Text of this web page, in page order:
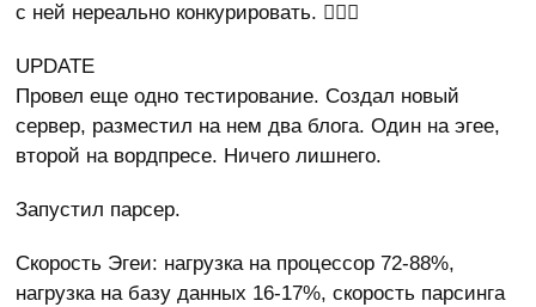
с ней нереально конкурировать. 🤷🏻‍♂️
UPDATE
Провел еще одно тестирование. Создал новый
сервер, разместил на нем два блога. Один на эгее,
второй на вордпресе. Ничего лишнего.
Запустил парсер.
Скорость Эгеи: нагрузка на процессор 72-88%,
нагрузка на базу данных 16-17%, скорость парсинга